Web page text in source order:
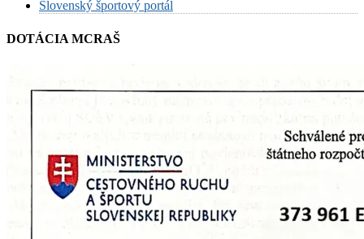
Slovenský športový portál
DOTÁCIA MCRAŠ